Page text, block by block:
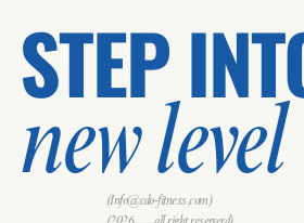
STEP
new level
(Info@cdo-fitness.com)